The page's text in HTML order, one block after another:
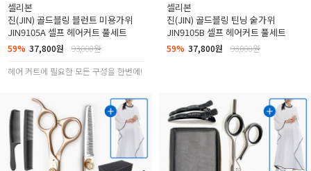
셀리본
진(JIN) 골드블링 블런트 미용가위
JIN9105A 셀프 헤어커트 풀세트
59% 37,800원
93,000원
헤어 커트에 필요한 모든 구성을 한번에!
셀리본
진(JIN) 골드블링 틴닝 숱가위
JIN9105B 셀프 헤어커트 풀세트
59% 37,800원 93,000원